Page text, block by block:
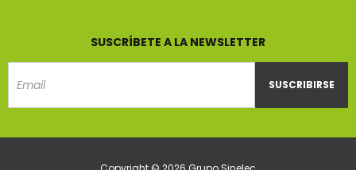
SUSCRÍBETE A LA NEWSLETTER
SUSCRIBIRSE